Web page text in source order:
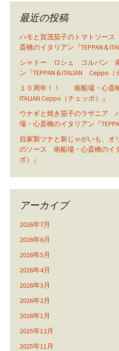
最近の投稿
ハモと賀茂茄子のトマトソー
斎橋のイタリアン『TEPPAN＆
シャトー ロシェ コルバン 南
ン『TEPPAN＆ITALIAN Ceppo（
１０周年！！ 南船場・心斎橋
ITALIAN Ceppo（チェッポ）』
ウナギと焼き茄子のラザニア
場・心斎橋のイタリアン『
自家製ツナと新じゃがいも、オ
のソース 南船場・心斎橋のイ
ポ）』
アーカイブ
2026年7月
2026年6月
2026年5月
2026年4月
2026年3月
2026年2月
2026年1月
2025年12月
2025年11月